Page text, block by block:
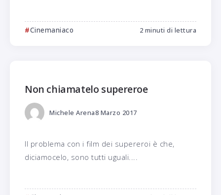
Cinemaniaco 2 minuti di lettura
Non chiamatelo supereroe
Michele Arena8 Marzo 2017
Il problema con i film dei supereroi è che,
diciamocelo, sono tutti uguali....